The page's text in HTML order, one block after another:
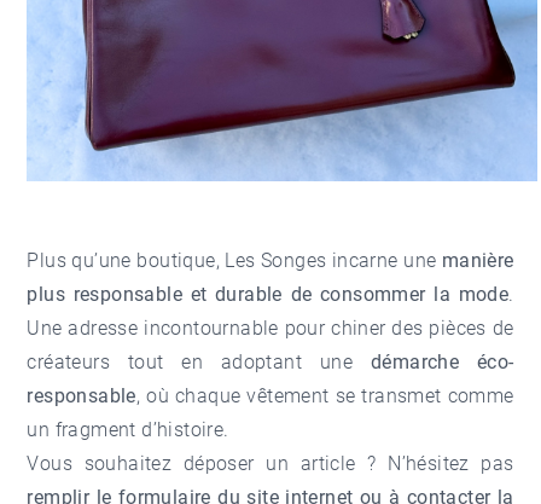
Plus qu’une boutique, Les Songes incarne une manière
plus responsable et durable de consommer la mode.
Une adresse incontournable pour chiner des pièces de
créateurs tout en adoptant une démarche éco-
responsable, où chaque vêtement se transmet comme
un fragment d’histoire.
Vous souhaitez déposer un article ? N’hésitez pas
remplir le formulaire du site internet ou à contacter la